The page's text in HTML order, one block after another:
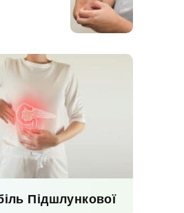
Підшлункової